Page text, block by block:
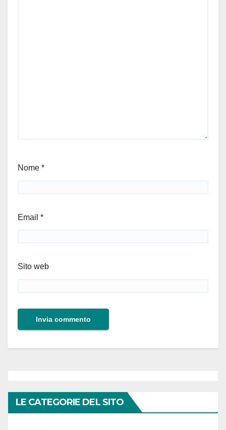
Nome *
Email *
Sito web
LE CATEGORIE DEL SITO